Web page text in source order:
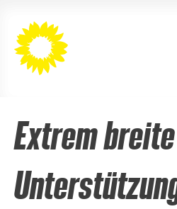
Extrem breite